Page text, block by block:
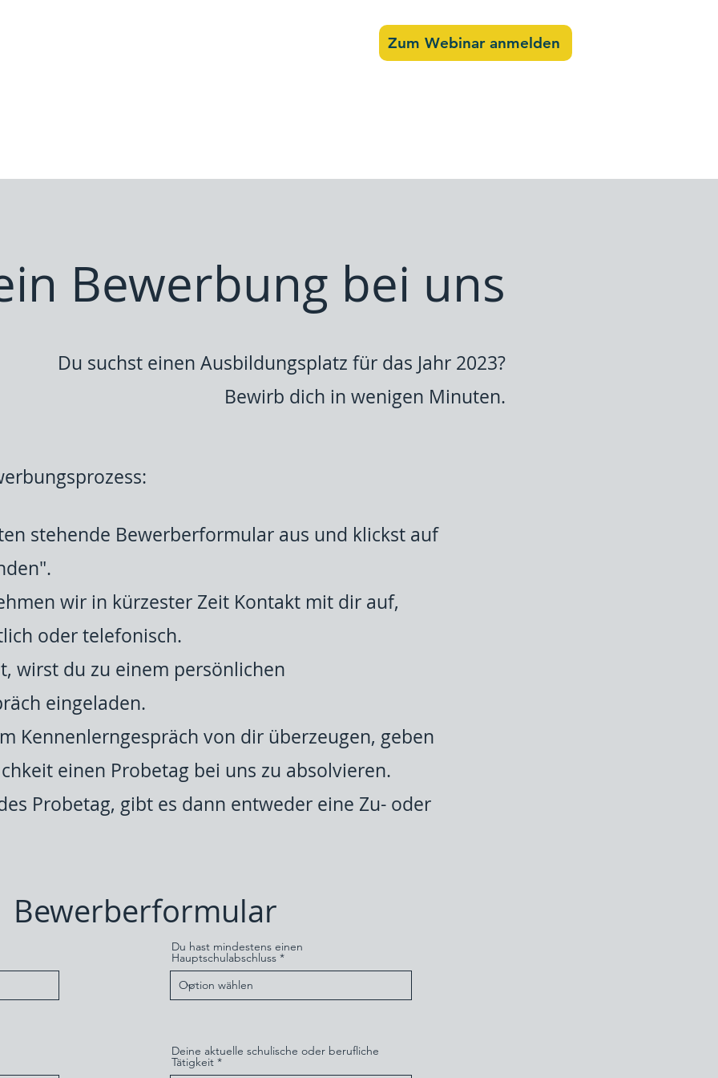
Zum Webinar anmelden
Bewerbung bei uns
Du suchst einen Ausbildungsplatz für das Jahr 2023?
Bewirb dich in wenigen Minuten.
stehende Bewerberformular aus und klickst auf
wir in kürzester Zeit Kontakt mit dir auf,
oder telefonisch.
wirst du zu einem persönlichen
eingeladen.
Kennenlerngespräch von dir überzeugen, geben
einen Probetag bei uns zu absolvieren.
Probetag, gibt es dann entweder eine Zu- oder
Bewerberformular
Du hast mindestens einen
Hauptschulabschluss
Deine aktuelle schulische oder berufliche
Tätigkeit